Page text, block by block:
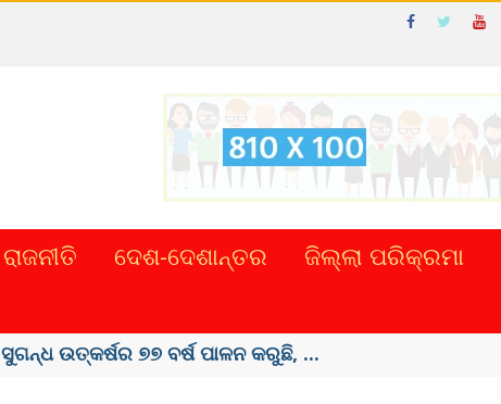
ରାଜନୀତି ଦେଶ-ଦେଶାନ୍ତର ଜିଲ୍ଲା ପରିକ୍ରମା
ୟୁପିଆଇ ଓ ଅନ୍ୟାନ୍ୟ ଡିଜିଟାଲ୍ ନେଣଦେଣ ...